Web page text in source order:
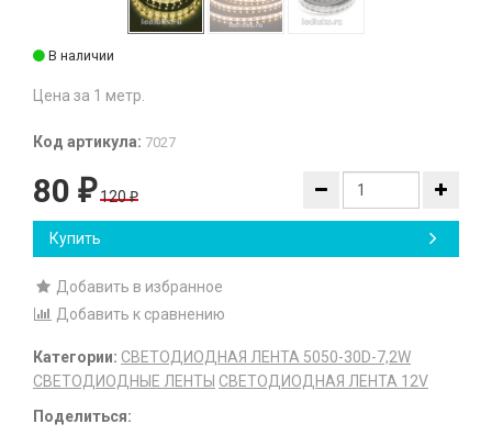
В наличии
Цена за 1 метр.
Код артикула: 7027
80 ₽120₽
Купить
Добавить в избранное
Добавить к сравнению
Категории: СВЕТОДИОДНАЯ ЛЕНТА 5050-30D-7,2W
СВЕТОДИОДНЫЕ ЛЕНТЫ СВЕТОДИОДНАЯ ЛЕНТА 12V
Поделиться: